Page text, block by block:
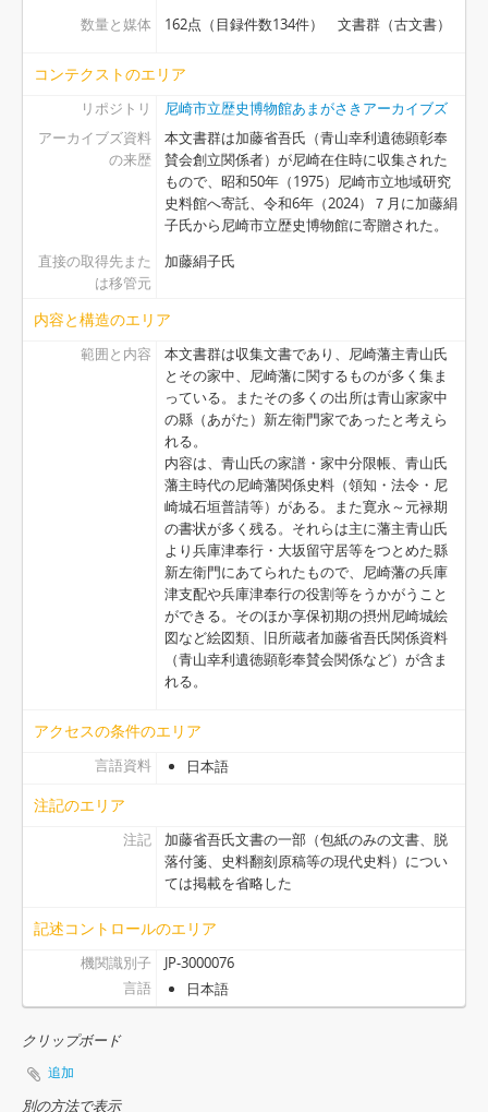
[アイテム] 25 - 〔寛永12年青山御家中分限帳・延宝7年組定〕, (寛永12・延宝7)
[アイテム] 27 - 縣新左衛門繁能御役替覚書, (元禄元～享保）
[アイテム] 28-1 - 〔摂州尼崎城絵図〕, 近世
[アイテム] 28-2 - 〔摂州尼崎城絵図〕, (享保初）
[アイテム] 29 - 〔覚〕(尼崎城石垣普請につき), (寛文4）.9.18
[アイテム] 30 - 〔老中奉書〕（尼崎城石垣櫓普請につき）, 寛文4.6.19
[アイテム] 31 - 〔老中奉書〕（尼崎城石垣櫓台につき）, 寛文4.8.27
[アイテム] 32 - 入日記（尼崎城米・城普請修復願上等諸帳諸証文目録）, 寛文4.8.27
[アイテム] 33 - 中灘大目録（尼崎藩中灘家数・人数・船数）, 宝永5
[アイテム] 35 - 大坂尼ヶ崎覚（縣氏尼崎墓所・旧宅等）, (文化11)
[アイテム] 37-1 - 〔願書下書〕（八幡宮参詣・先祖墓参につき逗留願）, 文化11.秋
[アイテム] 37-2 - 〔願書下書〕（八幡宮参詣・先祖墓参につき逗留願）, (文化11).9
[アイテム] 37-3 - 〔願書下書〕（八幡宮参詣・先祖墓参につき逗留願）, (文化11).9
[アイテム] 37-4 - 〔願書控え〕（石清水八幡参詣につき逗留願）, (文化11).9.12
[アイテム] 38 - 〔書状〕（縣氏先祖繁廣室二百回忌御営料受取等につき）, 未(安政6).10.23
[アイテム] 39 - 摂州坂本村安養寺境内絵図（写）, (享和3)
[アイテム] 40 - 〔書状〕（須磨寺本尊宝物開帳につき）, 丑(元禄10).9.11
[アイテム] 41 - 新地女郎身請帳, (安政4写)
[アイテム] 42 - 鏡拓本, 欠年
[アイテム] 43 - 〔書状〕（兵庫津御通の衆日付帳に付けるべきこと、京極刑部(高和)殿通行につき), （寛永後期).2.13
[アイテム] 44 - 〔書状〕(明石へ遣わす関船買取につき), (寛永後期）.3.10
[アイテム] 45 - 〔書状〕(刀・茶壺等の購入につき), (寛永後期).3.20
[アイテム] 46 - 〔書状〕(冠木門材木、足軽屋敷割り渡し、生田宮下新田割作等につき）, (寛永13).3.26
[アイテム] 48 - 〔書状〕(大久保加賀(忠職)ら通行接待等につき）, (寛永16).4.5
[アイテム] 49 - 〔書状〕（兵庫津町年頭・八朔祝儀樽代、奉行として請け取るべきにつき）, (寛永後期).卯月.13
[アイテム] 52 - 〔書状〕（長崎奉行衆、鍋島信濃守(勝茂)ら着津、進物につき）, (寛永12).10.14
[アイテム] 53 - 〔書状〕（朝鮮人馳走首尾能候事、冠木門完成等につき）, (寛永13).12.16
[アイテム] 54 - 〔書状〕甲蟹遣わすにつき書状, （寛永後期).6.4
[アイテム] 56 - 〔書状〕（植木の松之丸への植付等につき）, （寛永後期）.10.22
[アイテム] 57 - 〔書状〕（金子渡すことにつき）, (寛永後期).11.23
[アイテム] 58 - 〔書状〕（大蔵様死去、諷経無用等につき）, （寛永20）.2.20
数量と媒体
162点（目録件数134件） 文書群（古文書）
コンテクストのエリア
リポジトリ
尼崎市立歴史博物館あまがさきアーカイブズ
アーカイブズ資料
の来歴
本文書群は加藤省吾氏（青山幸利遺徳顕彰奉
賛会創立関係者）が尼崎在住時に収集された
もので、昭和50年（1975）尼崎市立地域研究
史料館へ寄託、令和6年（2024）７月に加藤絹
子氏から尼崎市立歴史博物館に寄贈された。
直接の取得先また
は移管元
加藤絹子氏
内容と構造のエリア
範囲と内容
本文書群は収集文書であり、尼崎藩主青山氏
とその家中、尼崎藩に関するものが多く集ま
っている。またその多くの出所は青山家家中
の縣（あがた）新左衛門家であったと考えら
れる。
内容は、青山氏の家譜・家中分限帳、青山氏
藩主時代の尼崎藩関係史料（領知・法令・尼
崎城石垣普請等）がある。また寛永～元禄期
の書状が多く残る。それらは主に藩主青山氏
より兵庫津奉行・大坂留守居等をつとめた縣
新左衛門にあてられたもので、尼崎藩の兵庫
津支配や兵庫津奉行の役割等をうかがうこと
ができる。そのほか享保初期の摂州尼崎城絵
図など絵図類、旧所蔵者加藤省吾氏関係資料
（青山幸利遺徳顕彰奉賛会関係など）が含ま
れる。
アクセスの条件のエリア
言語資料 日本語
注記のエリア
注記
加藤省吾氏文書の一部（包紙のみの文書、脱
落付箋、史料翻刻原稿等の現代史料）につい
ては掲載を省略した
記述コントロールのエリア
機関識別子
JP-3000076
言語
日本語
クリップボード
追加
別の方法で表示